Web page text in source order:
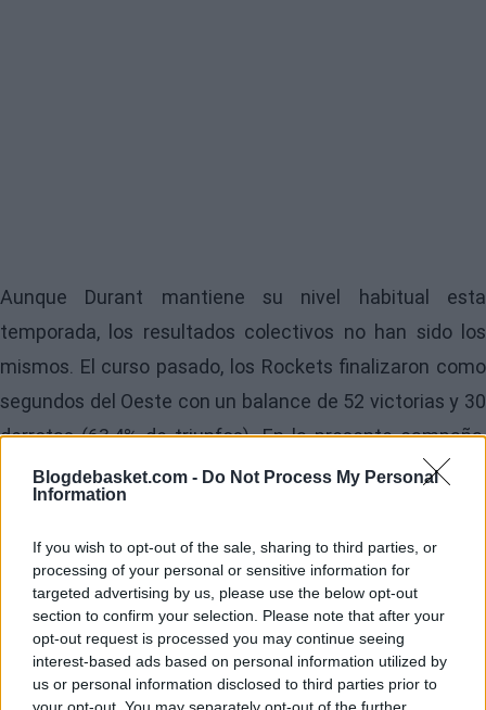
Blogdebasket.com - Do Not Process My Personal
Information
If you wish to opt-out of the sale, sharing to third parties, or
processing of your personal or sensitive information for
targeted advertising by us, please use the below opt-out
section to confirm your selection. Please note that after your
opt-out request is processed you may continue seeing
interest-based ads based on personal information utilized by
us or personal information disclosed to third parties prior to
your opt-out. You may separately opt-out of the further
Aunque Durant mantiene su nivel habitual esta
temporada, los resultados colectivos no han sido los
mismos. El curso pasado, los Rockets finalizaron como
segundos del Oeste con un balance de 52 victorias y 30
derrotas (63,4% de triunfos). En la presente campaña,
tras 71 partidos disputados, el equipo presenta un
registro de 43-28, lo que supone un porcentaje de
victorias del 60,6%, inferior al del año anterior.
Image
El impacto potencial